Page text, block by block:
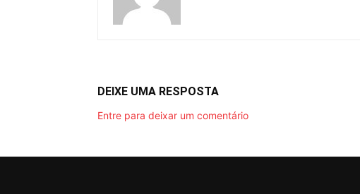
DEIXE UMA RESPOSTA
Entre para deixar um comentário